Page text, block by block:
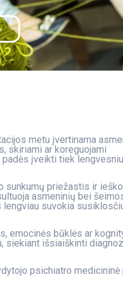
metu įvertinama
skiriami ar koreguojami
įveikti tiek
sunkumų priežastis ir
asmeninių bei
suvokia
emocinės būklės ar
siekiant išsiaiškinti
psichiatro medicininė